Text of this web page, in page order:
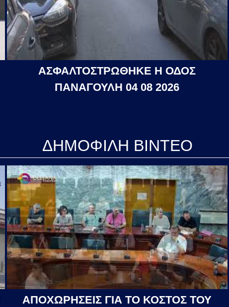
ΑΣΦΑΛΤΟΣΤΡΩΘΗΚΕ Η ΟΔΟΣ
ΠΑΝΑΓΟΥΛΗ 04 08 2026
ΔΗΜΟΦΙΛΗ ΒΙΝΤΕΟ
ΑΠΟΧΩΡΗΣΕΙΣ ΓΙΑ ΤΟ ΚΟΣΤΟΣ ΤΟΥ